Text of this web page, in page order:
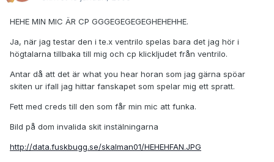
HEHE MIN MIC ÄR CP GGGEGEGEGEGHEHEHHE.
Ja, när jag testar den i te.x ventrilo spelas bara det jag hör i
högtalarna tillbaka till mig och cp klickljudet från ventrilo.
Antar då att det är what you hear horan som jag gärna spöar
skiten ur ifall jag hittar fanskapet som spelar mig ett spratt.
Fett med creds till den som får min mic att funka.
Bild på dom invalida skit instälningarna
http://data.fuskbugg.se/skalman01/HEHEHFAN.JPG